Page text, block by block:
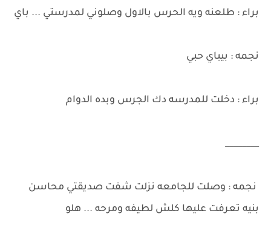
براء : طلعنه ويه الحرس بالاول وصلوني لمدرستي ... باي
نجمه : بيباي حبي
براء : دخلت للمدرسه دك الجرس وبده الدوام
________
نجمه : وصلت للجامعه نزلت شفت صديقتي محاسن
بنيه تعرفت عليها كلش لطيفه ومرحه ... هلو